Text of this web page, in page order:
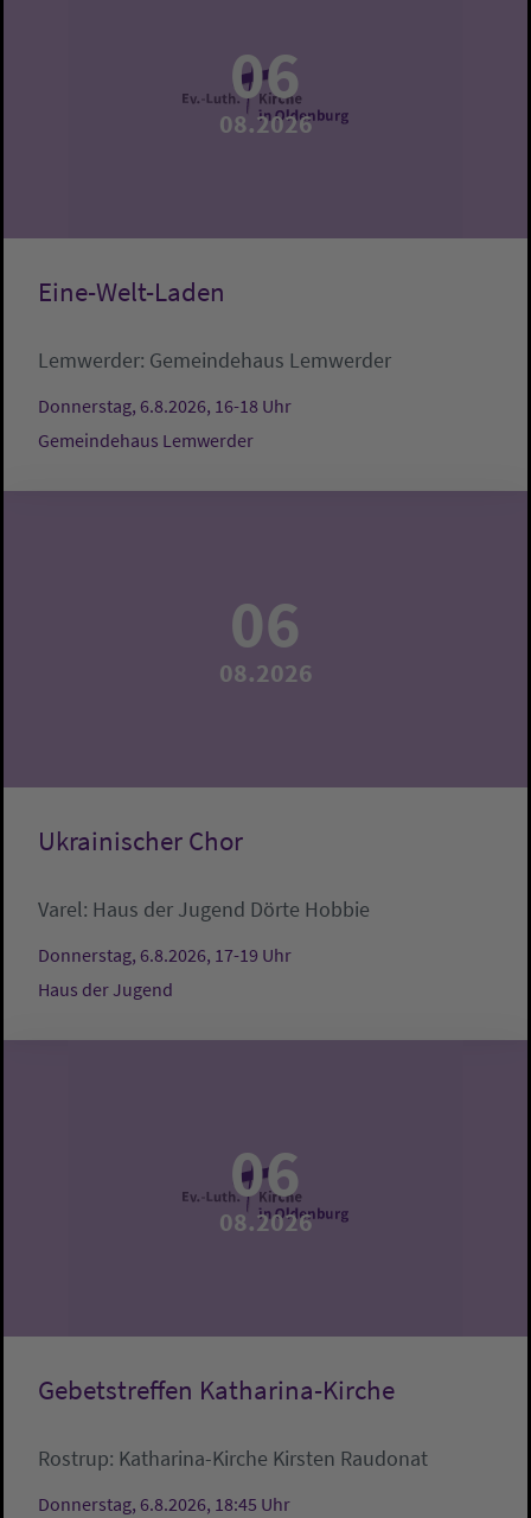
06
08.2026
Eine-Welt-Laden
Lemwerder: Gemeindehaus Lemwerder
Donnerstag, 6.8.2026, 16-18 Uhr
Gemeindehaus Lemwerder
06
08.2026
Ukrainischer Chor
Varel: Haus der Jugend Dörte Hobbie
Donnerstag, 6.8.2026, 17-19 Uhr
Haus der Jugend
06
08.2026
Gebetstreffen Katharina-Kirche
Rostrup: Katharina-Kirche Kirsten Raudonat
Donnerstag, 6.8.2026, 18:45 Uhr